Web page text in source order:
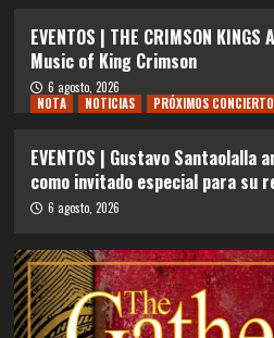
EVENTOS | THE CRIMSON
Music of King Crimson
6 agosto, 2026
NOTA
NOTICIAS PRÓXIMOS
EVENTOS | Gustavo Santaolalla
como invitado especial para su
6 agosto, 2026